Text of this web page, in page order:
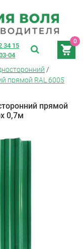
0
34 15
04
/
прямой RAL 6005
прямой
0,7м